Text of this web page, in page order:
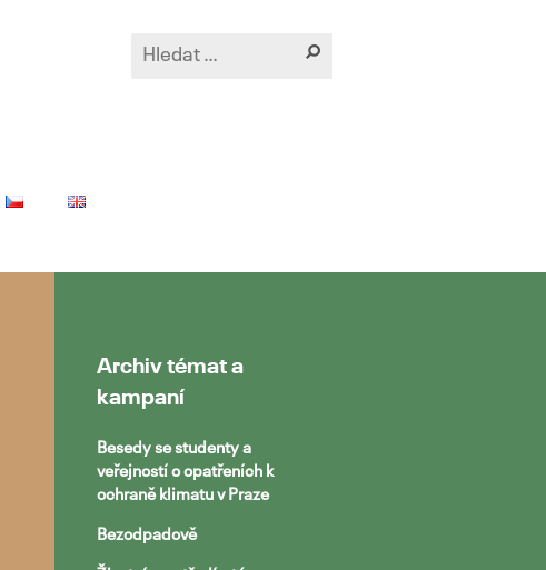
Archiv témat a
kampaní
Besedy se studenty a
veřejností o opatřeních k
ochraně klimatu v Praze
Bezodpadově